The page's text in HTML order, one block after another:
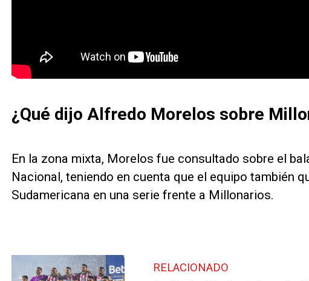
¿Qué dijo Alfredo Morelos sobre
En la zona mixta, Morelos fue consultado sobre el
Nacional, teniendo en cuenta que el equipo también
Sudamericana en una serie frente a Millonarios.
RELACIONADO